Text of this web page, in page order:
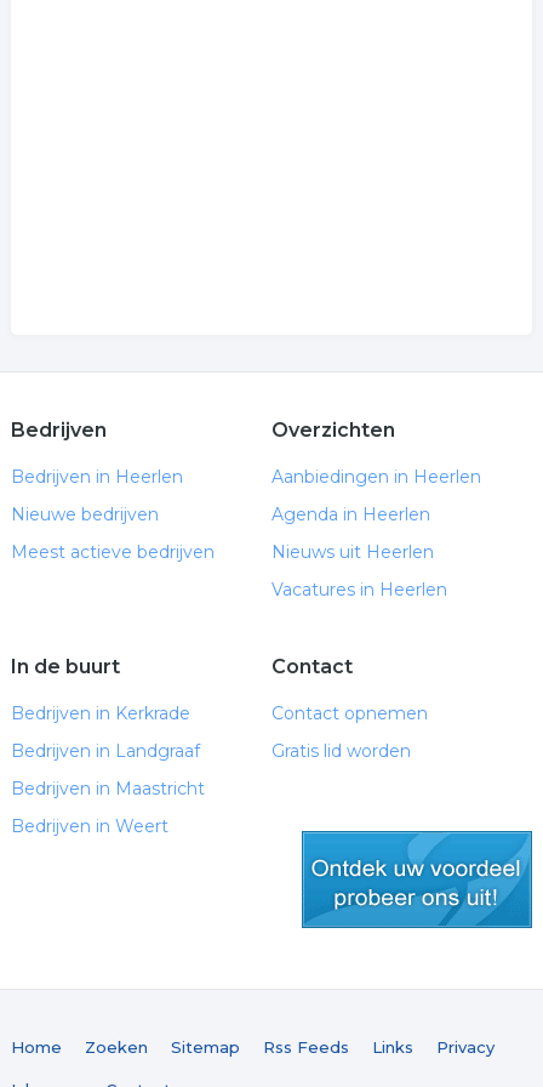
Bedrijven
Bedrijven in Heerlen
Nieuwe bedrijven
Meest actieve bedrijven
Overzichten
Aanbiedingen in Heerlen
Agenda in Heerlen
Nieuws uit Heerlen
Vacatures in Heerlen
In de buurt
Bedrijven in Kerkrade
Bedrijven in Landgraaf
Bedrijven in Maastricht
Bedrijven in Weert
Contact
Contact opnemen
Gratis lid worden
Home Zoeken Sitemap Rss Feeds Links Privacy